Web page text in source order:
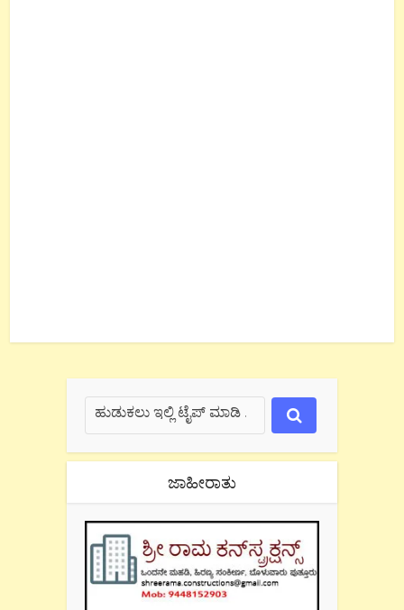
ಜಾಹೀರಾತು